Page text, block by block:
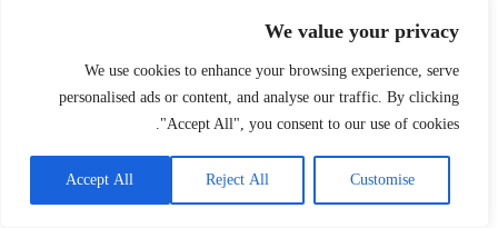
We value your privacy
We use cookies to enhance your browsing experience, serve
personalised ads or content, and analyse our traffic. By clicking
"Accept All", you consent to our use of cookies.
Customise
Reject All
Accept All
הרצאות
מרקטיזם - פרסום בגוגל / פרסום באאוטבריין